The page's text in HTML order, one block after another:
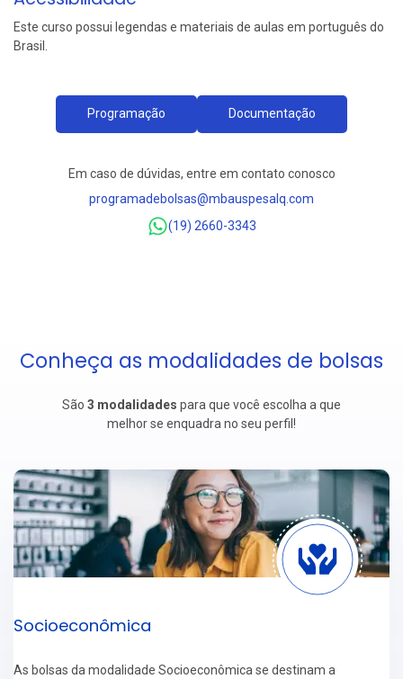
Este curso possui legendas e materiais de aulas em português do
Brasil.
Programação Documentação
Em caso de dúvidas, entre em contato conosco
programadebolsas@mbauspesalq.com
(19) 2660-3343
Conheça as modalidades de bolsas
São 3 modalidades para que você escolha a que
melhor se enquadra no seu perfil!
Socioeconômica
As bolsas da modalidade Socioeconômica se destinam a